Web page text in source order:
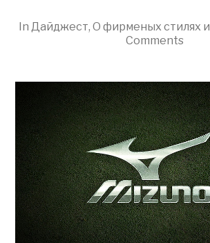
In Дайджест, О фирменых стилях
Comments